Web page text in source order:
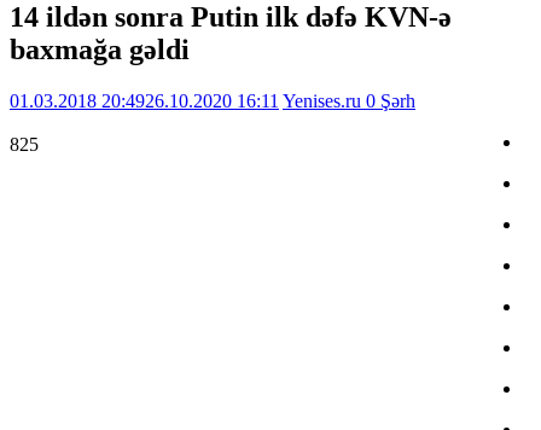
14 ildən sonra Putin ilk dəfə KVN-ə
baxmağa gəldi
01.03.2018 20:4926.10.2020 16:11 Yenises.ru 0 Şərh
825